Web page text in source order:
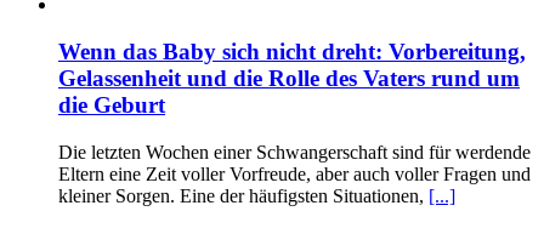
Wenn das Baby sich nicht dreht: Vorbereitung,
Gelassenheit und die Rolle des Vaters rund um
die Geburt
Die letzten Wochen einer Schwangerschaft sind für werdende
Eltern eine Zeit voller Vorfreude, aber auch voller Fragen und
kleiner Sorgen. Eine der häufigsten Situationen, [...]